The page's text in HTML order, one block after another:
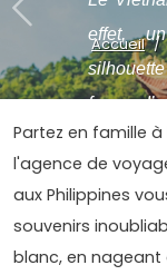
Accueil
effet,
forme
de
Previous
Partez en famille
l'agence de
aux Philippines
souvenirs
blanc, en nageant